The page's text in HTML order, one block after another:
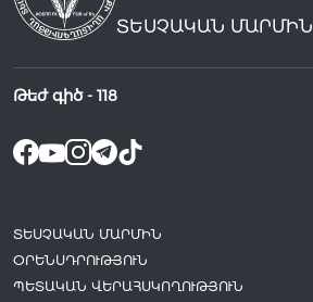
ՏԵՍՉԱԿԱՆ ՄԱՐՄԻՆ
Թեժ գիծ - 118
ՏԵՍՉԱԿԱՆ ՄԱՐՄԻՆ
ՕՐԵՆՍԴՐՈՒԹՅՈՒՆ
ՊԵՏԱԿԱՆ ՎԵՐԱՀՍԿՈՂՈՒԹՅՈՒՆ